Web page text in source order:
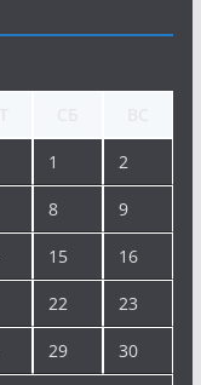
1 2
8 9
15 16
22 23
29 30